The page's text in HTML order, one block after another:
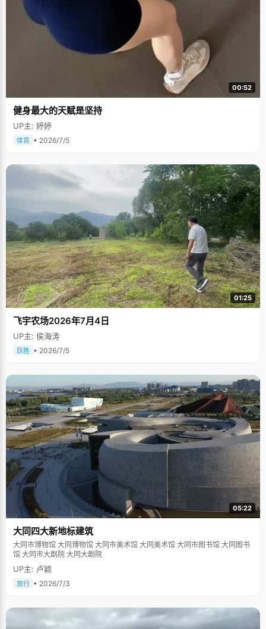
00:52
健身最大的天赋是坚持
UP主: 婷婷
体育 • 2026/7/5
01:25
飞宇农场2026年7月4日
UP主: 侯海涛
跃胜 • 2026/7/5
05:22
大同四大新地标建筑
大同市博物馆 大同博物馆 大同市美术馆 大同美术馆 大同市图书馆 大同图书
馆 大同市大剧院 大同大剧院
UP主: 卢颖
旅行 • 2026/7/3